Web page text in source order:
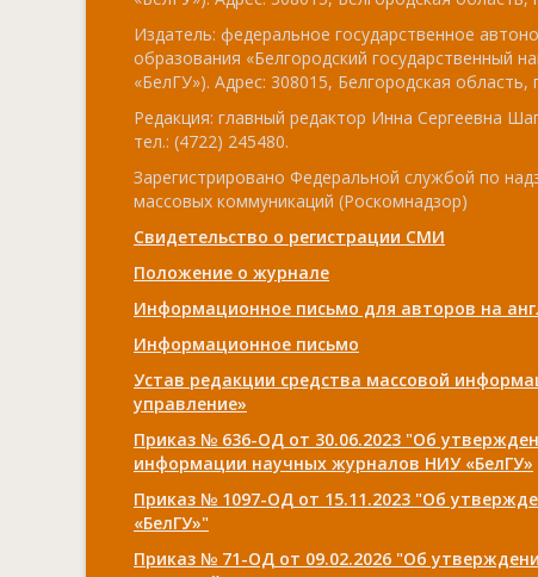
Издатель: федеральное государственное
образования «Белгородский государственный
«БелГУ»). Адрес: 308015, Белгородская
Редакция: главный редактор Инна Сергеевна
тел.: (4722) 245480.
Зарегистрировано Федеральной службой по
массовых коммуникаций (Роскомнадзор)
Свидетельство о регистрации СМИ
Положение о журнале
Информационное письмо для авторов на
Информационное письмо
Устав редакции средства массовой
управление»
Приказ № 636-ОД от 30.06.2023 "Об
информации научных журналов НИУ «БелГУ»
Приказ № 1097-ОД от 15.11.2023 "Об
«БелГУ»"
Приказ № 71-ОД от 09.02.2026 "Об